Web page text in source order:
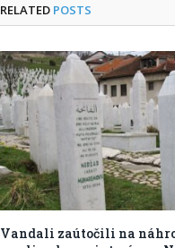
RELATED POSTS
Vandali zaútočili na